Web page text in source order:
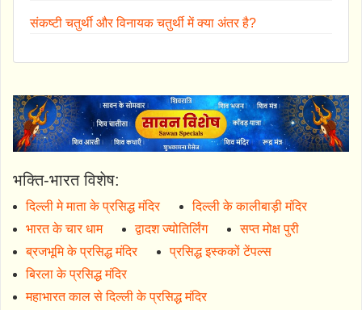
संकष्टी चतुर्थी और विनायक चतुर्थी में क्या अंतर है?
भक्ति-भारत विशेष:
दिल्ली मे माता के प्रसिद्ध मंदिर
दिल्ली के कालीबाड़ी मंदिर
भारत के चार धाम
द्वादश ज्योतिर्लिंग
सप्त मोक्ष पुरी
ब्रजभूमि के प्रसिद्ध मंदिर
प्रसिद्ध इस्ककों टेंपल्स
बिरला के प्रसिद्ध मंदिर
महाभारत काल से दिल्ली के प्रसिद्ध मंदिर